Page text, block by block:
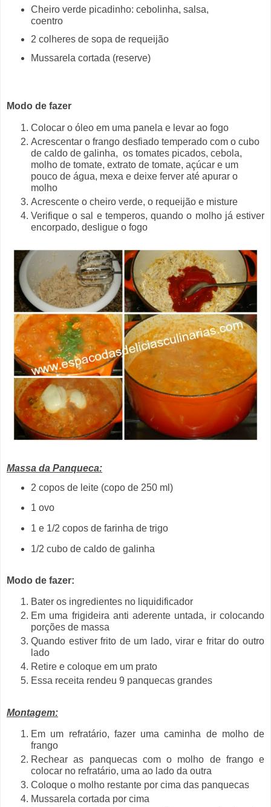
Cheiro verde picadinho: cebolinha, salsa,
coentro
2 colheres de sopa de requeijão
Mussarela cortada (reserve)
Modo de fazer
Colocar o óleo em uma panela e levar ao fogo
Acrescentar o frango desfiado temperado com o cubo
de caldo de galinha, os tomates picados, cebola,
molho de tomate, extrato de tomate, açúcar e um
pouco de água, mexa e deixe ferver até apurar o
molho
Acrescente o cheiro verde, o requeijão e misture
Verifique o sal e temperos, quando o molho já estiver
encorpado, desligue o fogo
Massa da Panqueca:
2 copos de leite (copo de 250 ml)
1 ovo
1 e 1/2 copos de farinha de trigo
1/2 cubo de caldo de galinha
Modo de fazer:
Bater os ingredientes no liquidificador
Em uma frigideira anti aderente untada, ir colocando
porções de massa
Quando estiver frito de um lado, virar e fritar do outro
lado
Retire e coloque em um prato
Essa receita rendeu 9 panquecas grandes
Montagem:
Em um refratário, fazer uma caminha de molho de
frango
Rechear as panquecas com o molho de frango e
colocar no refratário, uma ao lado da outra
Coloque o molho restante por cima das panquecas
Mussarela cortada por cima